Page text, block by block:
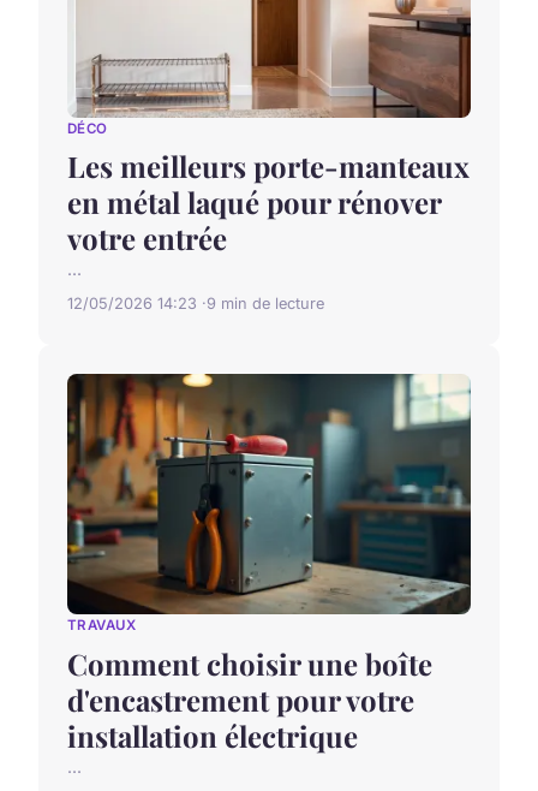
DÉCO
Les meilleurs porte-manteaux
en métal laqué pour rénover
votre entrée
...
12/05/2026 14:23 9 min de lecture
TRAVAUX
Comment choisir une boîte
d'encastrement pour votre
installation électrique
...